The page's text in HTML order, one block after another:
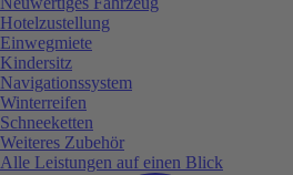
Hotelzustellung
Einwegmiete
Kindersitz
Navigationssystem
Winterreifen
Schneeketten
Weiteres Zubehör
Alle Leistungen auf einen Blick